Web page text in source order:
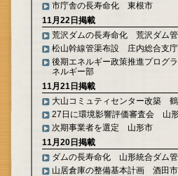
市庁舎の長寿命化 東根市
11月22日掲載
荒沢ダムの長寿命化 荒沢ダム
松山幹線管渠布設 庄内総合支庁
後期エネルギー政策推進プログ
ネルギー部
11月21日掲載
大山コミュティセンター改築
27日に環境影響評価審査会 山
次期事業者を選定 山形市
11月20日掲載
ダムの長寿命化 山形統合ダム
山居倉庫の整備基本計画 酒田市